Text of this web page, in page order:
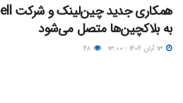
به بلاکچین‌ها متصل می‌شود